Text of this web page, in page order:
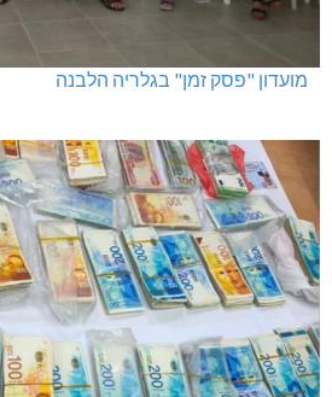
מועדון "פסק זמן" בגלריה הלבנה